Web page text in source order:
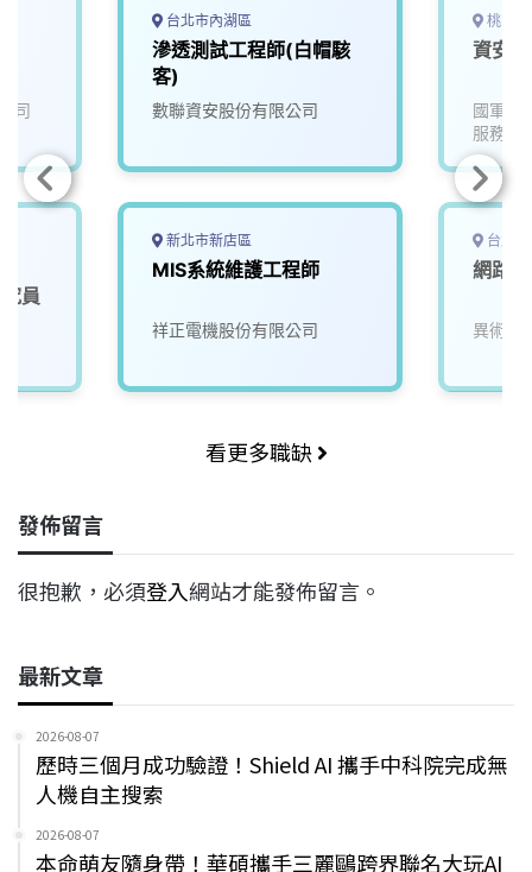
司
員
台北市內湖區
滲透測試工程師(白帽駭
客)
數聯資安股份有限公司
新北市新店區
MIS系統維護工程師
祥正電機股份有限公司
桃園
資安
國軍桃
服務處
台北
網路
異術科
看更多職缺
發佈留言
很抱歉，必須登入網站才能發佈留言。
最新文章
2026-08-07
歷時三個月成功驗證！Shield AI 攜手中科院完成無
人機自主搜索
2026-08-07
本命萌友隨身帶！華碩攜手三麗鷗跨界聯名大玩AI